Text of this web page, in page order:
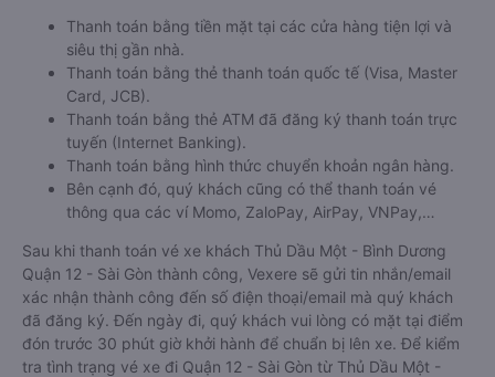
Thanh toán bằng tiền mặt tại các cửa hàng tiện lợi và
siêu thị gần nhà.
Thanh toán bằng thẻ thanh toán quốc tế (Visa, Master
Card, JCB).
Thanh toán bằng thẻ ATM đã đăng ký thanh toán trực
tuyến (Internet Banking).
Thanh toán bằng hình thức chuyển khoản ngân hàng.
Bên cạnh đó, quý khách cũng có thể thanh toán vé
thông qua các ví Momo, ZaloPay, AirPay, VNPay,…
Sau khi thanh toán vé xe khách Thủ Dầu Một - Bình Dương
Quận 12 - Sài Gòn thành công, Vexere sẽ gửi tin nhắn/email
xác nhận thành công đến số điện thoại/email mà quý khách
đã đăng ký. Đến ngày đi, quý khách vui lòng có mặt tại điểm
đón trước 30 phút giờ khởi hành để chuẩn bị lên xe. Để kiểm
tra tình trạng vé xe đi Quận 12 - Sài Gòn từ Thủ Dầu Một -